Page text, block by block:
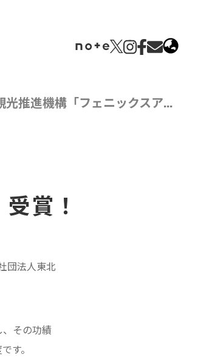
賞！
光推進機構「フェニックスア...
団法人東北
、その功績
す。